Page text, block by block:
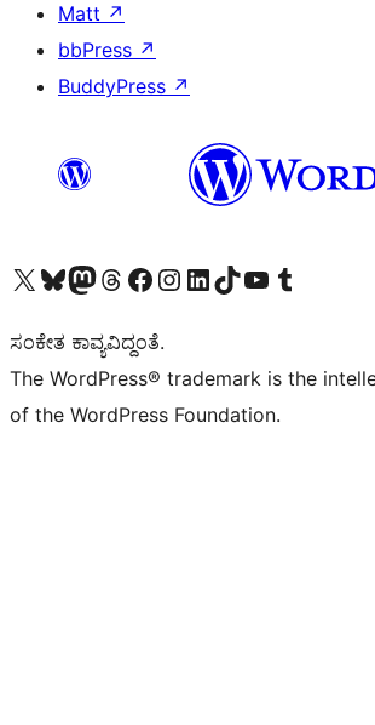
Matt ↗
bbPress ↗
BuddyPress ↗
Visit our X (formerly Twitter) account
Visit our Bluesky account
Visit our Mastodon account
Visit our Threads account
Visit our Facebook page
Visit our Instagram account
Visit our LinkedIn account
Visit our TikTok account
Visit our YouTube channel
Visit our Tumblr account
ಸಂಕೇತ ಕಾವ್ಯವಿದ್ದಂತೆ.
The WordPress® trademark is the
of the WordPress Foundation.